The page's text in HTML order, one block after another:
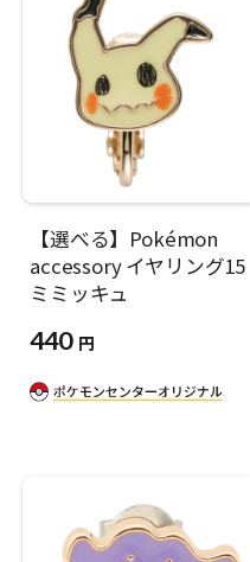
【選べる】Pokémon
accessory イヤリング15
ミミッキュ
440 円